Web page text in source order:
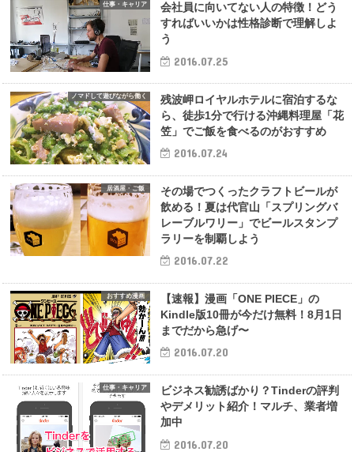
仕事・キャリア
会社員に向いてない人の特徴！どう
すればいいかは性格診断で理解しよ
う
2016.07.25
ノマドして遊びながら働く
残波岬ロイヤルホテルに宿泊するな
ら、徒歩1分で行ける沖縄料理屋「花
笠」でご飯を食べるのがおすすめ
2016.07.24
居酒屋・ご飯
その場でつくったクラフトビールが
飲める！夏は代官山「スプリングバ
レーブルワリー」でビールスタンプ
ラリーを制覇しよう
2016.07.22
おすすめ漫画
【速報】漫画「ONE PIECE」の
Kindle版10冊が今だけ無料！8月1日
までだから急げ〜
2016.07.20
仕事・キャリア
ビジネス勧誘ばかり？Tinderの評判
やデメリット紹介！マルチ、業者増
加中
2016.07.20